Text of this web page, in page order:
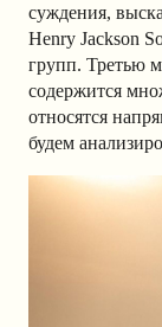
суждения,
Henry Jackson
групп. Третью
содержится
относятся
будем